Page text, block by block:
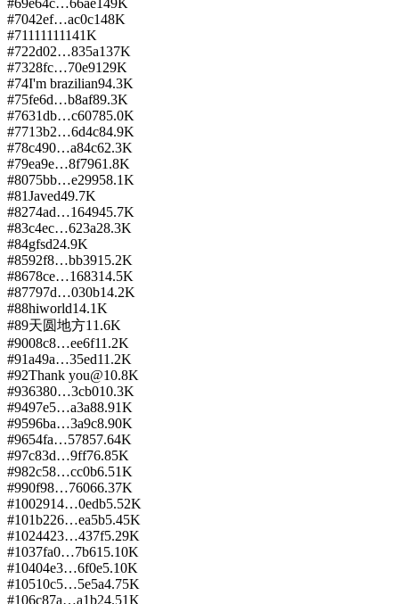
#7042ef…ac0c148K
#71111111141K
#722d02…835a137K
#7328fc…70e9129K
#74I'm brazilian94.3K
#75fe6d…b8af89.3K
#7631db…c60785.0K
#7713b2…6d4c84.9K
#78c490…a84c62.3K
#79ea9e…8f7961.8K
#8075bb…e29958.1K
#81Javed49.7K
#8274ad…164945.7K
#83c4ec…623a28.3K
#84gfsd24.9K
#8592f8…bb3915.2K
#8678ce…168314.5K
#87797d…030b14.2K
#88hiworld14.1K
#89天圆地方11.6K
#9008c8…ee6f11.2K
#91a49a…35ed11.2K
#92Thank you@10.8K
#936380…3cb010.3K
#9497e5…a3a88.91K
#9596ba…3a9c8.90K
#9654fa…57857.64K
#97c83d…9ff76.85K
#982c58…cc0b6.51K
#990f98…76066.37K
#1002914…0edb5.52K
#101b226…ea5b5.45K
#1024423…437f5.29K
#1037fa0…7b61 5.10K
#10404e3…6f0e5.10K
#10510c5…5e5a4.75K
#106c87a…a1b24.51K